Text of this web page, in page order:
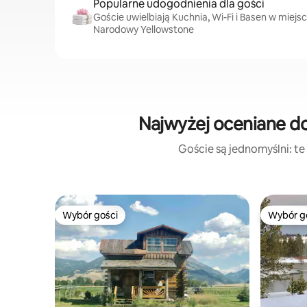
Popularne udogodnienia dla gości
Goście uwielbiają Kuchnia, Wi-Fi i Basen w
Narodowy Yellowstone
Najwyżej oceniane
Goście są jednomyślni:
Wybór gości
Wybór gości Wybór
Wybór